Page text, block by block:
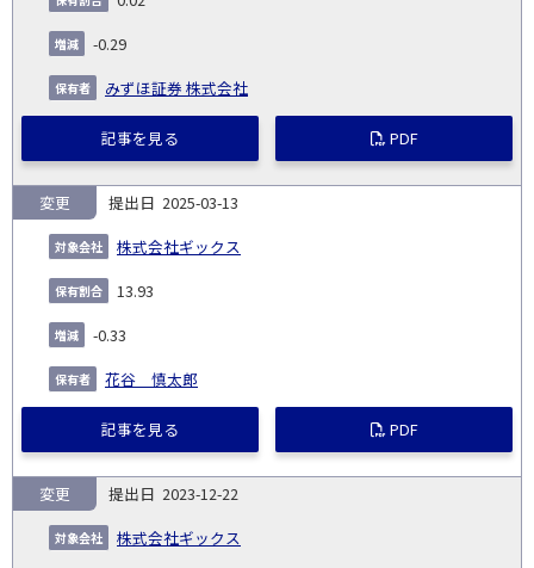
-0.29
みずほ証券 株式会社
記事を見る PDF
2025-03-13
株式会社ギックス
変更
13.93
-0.33
花谷 慎太郎
記事を見る PDF
2023-12-22
株式会社ギックス
変更